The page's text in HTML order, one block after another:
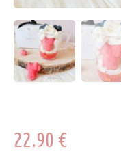
22.90 €